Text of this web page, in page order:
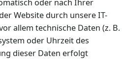
oder nach Ihrer
Website durch unsere IT-
allem technische Daten (z. B.
oder Uhrzeit des
dieser Daten erfolgt